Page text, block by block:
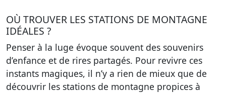
OÙ TROUVER LES STATIONS DE MONTAGNE
IDÉALES ?
Penser à la luge évoque souvent des souvenirs
d’enfance et de rires partagés. Pour revivre ces
instants magiques, il n’y a rien de mieux que de
découvrir les stations de montagne propices à